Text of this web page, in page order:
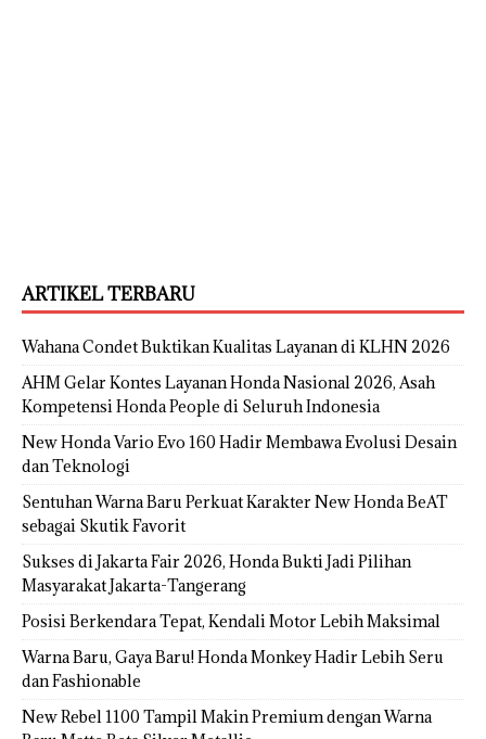
ARTIKEL TERBARU
Wahana Condet Buktikan Kualitas Layanan di KLHN 2026
AHM Gelar Kontes Layanan Honda Nasional 2026, Asah
Kompetensi Honda People di Seluruh Indonesia
New Honda Vario Evo 160 Hadir Membawa Evolusi Desain
dan Teknologi
Sentuhan Warna Baru Perkuat Karakter New Honda BeAT
sebagai Skutik Favorit
Sukses di Jakarta Fair 2026, Honda Bukti Jadi Pilihan
Masyarakat Jakarta-Tangerang
Posisi Berkendara Tepat, Kendali Motor Lebih Maksimal
Warna Baru, Gaya Baru! Honda Monkey Hadir Lebih Seru
dan Fashionable
New Rebel 1100 Tampil Makin Premium dengan Warna